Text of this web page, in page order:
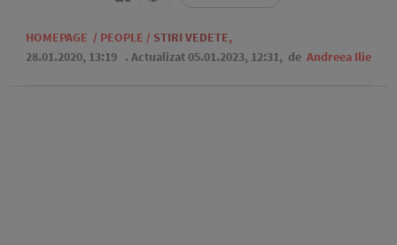
HOMEPAGE / PEOPLE / STIRI VEDETE,
28.01.2020, 13:19 . Actualizat 05.01.2023, 12:31, de Andreea Ilie